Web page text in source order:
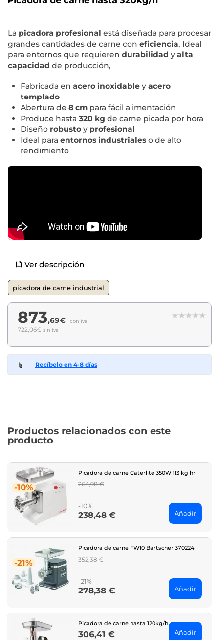
La picadora profesional está diseñada para procesar
grandes cantidades de carne con eficiencia, Ideal
para entornos que requieren durabilidad y alta
capacidad de producción,
Fabricada en acero inoxidable y acero
templado
Abertura de 8 cm para fácil alimentación
Produce hasta 320 kg de carne picada por hora
Diseño robusto y profesional
Ideal para entornos industriales o de alto
rendimiento
Ver descripción
picadora de carne industrial
873,69€ con iva
722,06€ sin iva
Recíbelo en 4-8 días
Productos relacionados con este
producto
-10%
Picadora de carne Caterlite 350W 113 kg hr
Regular
264,98 €
-10%
Price
238,48 € Añadir
-21%
Picadora de carne FW10 Bartscher 370224
Regular
352,38 €
-21%
Price
278,38 € Añadir
Picadora de carne hasta 120kg/h
Price
306,41 € Añadir